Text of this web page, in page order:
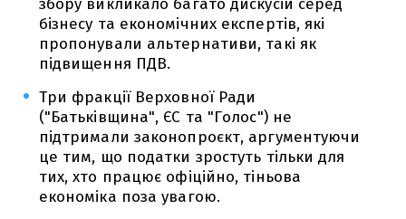
бізнесу та економічних експертів, які
пропонували альтернативи, такі як
підвищення ПДВ.
Три фракції Верховної Ради
("Батьківщина", ЄС та "Голос") не
підтримали законопроєкт, аргументуючи
це тим, що податки зростуть тільки для
тих, хто працює офіційно, тіньова
економіка поза увагою.